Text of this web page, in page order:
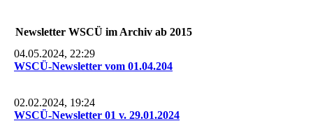
Newsletter WSCÜ im Archiv ab 2015
04.05.2024, 22:29
WSCÜ-Newsletter vom 01.04.204
02.02.2024, 19:24
WSCÜ-Newsletter 01 v. 29.01.2024